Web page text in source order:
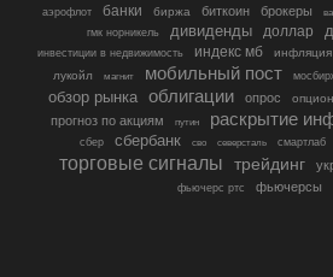
аэрофлот банки биржа биткоин брокеры
гмк норникель
дивиденды доллар
инвестиции в недвижимость индекс мб
инфляция
лукойл
магнит мобильный пост
обзор рынка облигации опрос
прогноз по акциям путин раскрытие
сбер сбербанк сво северсталь смартлаб
торговые сигналы трейдинг
фьючерс ртс фьючерсы